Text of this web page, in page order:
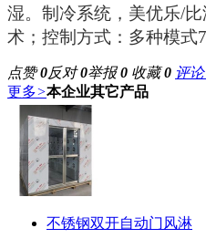
湿。制冷系统，美优乐/
术；控制方式：多种模式
点赞0反对0举报0 收藏0 评论
更多>本企业其它产品
不锈钢双开自动门风淋